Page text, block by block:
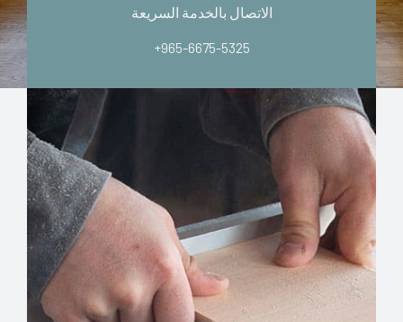
الاتصال بالخدمة السريعة
+965-6675-5325